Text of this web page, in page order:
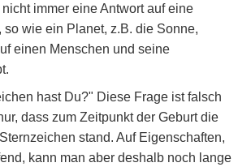
immer eine Antwort auf eine
so wie ein Planet, z.B. die Sonne,
einen Menschen und seine
hast Du?" Diese Frage ist falsch
dass zum Zeitpunkt der Geburt die
stand. Auf Eigenschaften,
kann man aber deshalb noch lange